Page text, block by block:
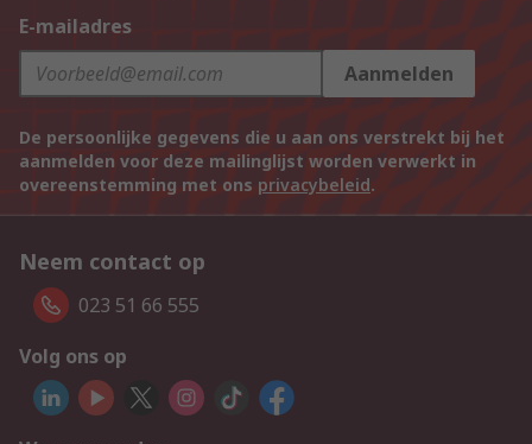
E-mailadres
Aanmelden
De persoonlijke gegevens die u aan ons verstrekt bij het
aanmelden voor deze mailinglijst worden verwerkt in
overeenstemming met ons privacybeleid.
Neem contact op
023 51 66 555
Volg ons op